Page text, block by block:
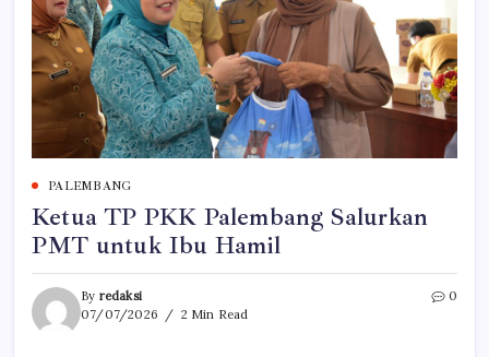
PALEMBANG
Ketua TP PKK Palembang Salurkan
PMT untuk Ibu Hamil
By redaksi
07/07/2026
2 Min Read
0